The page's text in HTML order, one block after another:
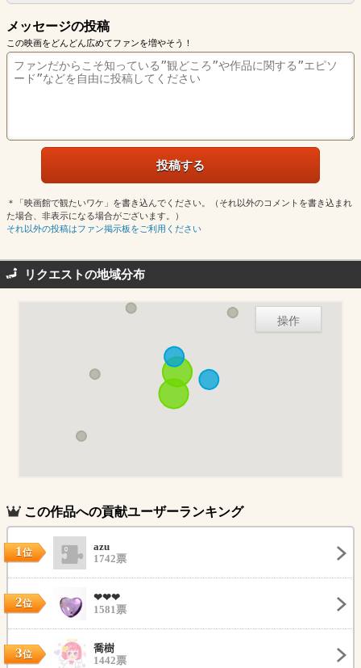
メッセージの投稿
この映画をどんどん広めてファンを増やそう！
＊「映画館で観たいワケ」を書き込んでください。（それ以外のコメントを書き込まれ
た場合、非表示になる場合がございます。）
それ以外の投稿はファン掲示板をご利用ください
リクエストの地域分布
操作
この作品への貢献ユーザーランキング
1位
azu
1742票
2位
❤❤❤
1581票
3位
喬樹
1442票